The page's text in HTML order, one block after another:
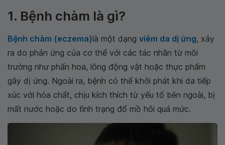
1. Bệnh chàm là gì?
Bệnh chàm (eczema)là một dạng viêm da dị ứng, xảy
ra do phản ứng của cơ thể với các tác nhân từ môi
trường như phấn hoa, lông động vật hoặc thực phẩm
gây dị ứng. Ngoài ra, bệnh có thể khởi phát khi da tiếp
xúc với hóa chất, chịu kích thích từ yếu tố bên ngoài, bị
mất nước hoặc do tình trạng đổ mồ hôi quá mức.